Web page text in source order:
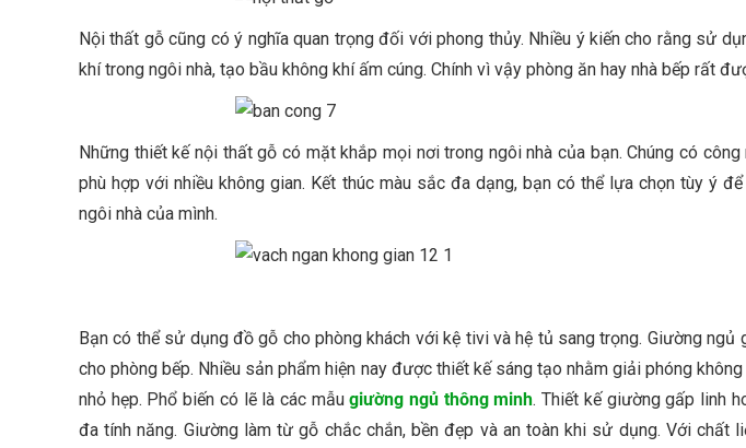
Nội thất gỗ cũng có ý nghĩa quan trọng đối với phong thủy. Nhiều ý kiến cho rằng sử
khí trong ngôi nhà, tạo bầu không khí ấm cúng. Chính vì vậy phòng ăn hay nhà bếp rất
Những thiết kế nội thất gỗ có mặt khắp mọi nơi trong ngôi nhà của bạn. Chúng có
phù hợp với nhiều không gian. Kết thúc màu sắc đa dạng, bạn có thể lựa chọn tùy ý
ngôi nhà của mình.
Bạn có thể sử dụng đồ gỗ cho phòng khách với kệ tivi và hệ tủ sang trọng. Giường ngủ
cho phòng bếp. Nhiều sản phẩm hiện nay được thiết kế sáng tạo nhằm giải phóng
nhỏ hẹp. Phổ biến có lẽ là các mẫugiường ngủ thông minh. Thiết kế giường gấp linh
đa tính năng. Giường làm từ gỗ chắc chắn, bền đẹp và an toàn khi sử dụng. Với chất